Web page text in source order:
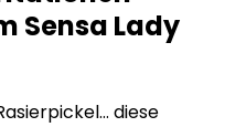
Sensa Lady
diese